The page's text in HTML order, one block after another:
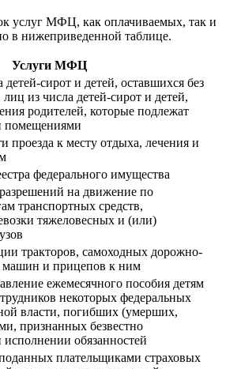
услуг МФЦ, как оплачиваемых, так и
в нижеприведенной таблице.
Услуги МФЦ
сирот и детей, оставшихся без
из числа детей-сирот и детей,
родителей, которые подлежат
помещениями
проезда к месту отдыха, лечения и
федерального имущества
на движение по
транспортных средств,
тяжеловесных и (или)
тракторов, самоходных дорожно-
машин и прицепов к ним
ежемесячного пособия детям
некоторых федеральных
власти, погибших (умерших,
признанных безвестно
обязанностей
плательщиками страховых